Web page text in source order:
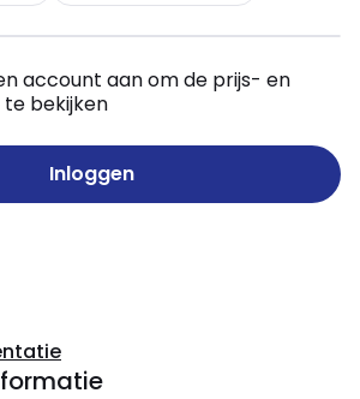
account aan om de prijs- en
bekijken
Inloggen